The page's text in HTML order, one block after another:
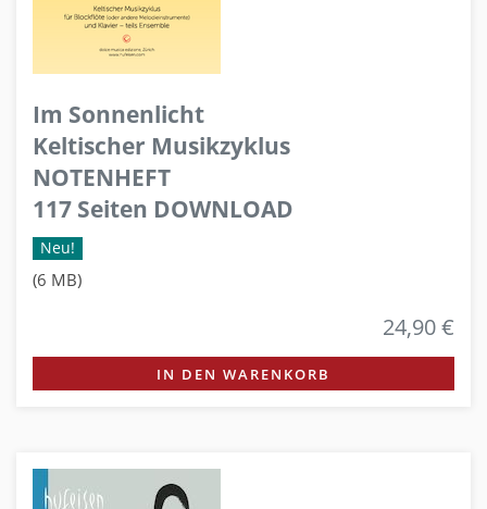
Im Sonnenlicht
Keltischer Musikzyklus
NOTENHEFT
117 Seiten DOWNLOAD
Neu!
(6 MB)
24,90 €
IN DEN WARENKORB